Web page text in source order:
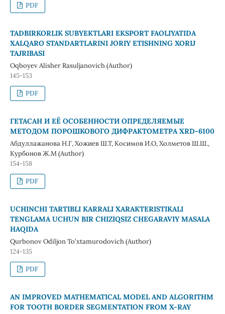
PDF
TADBIRKORLIK SUBYEKTLARI EKSPORT FAOLIYATIDA
XALQARO STANDARTLARINI JORIY ETISHNING XORIJ
TAJRIBASI
Oqboyev Alisher Rasuljanovich (Author)
145-153
PDF
ГЕТАСАН И ЕЁ ОСОБЕННОСТИ ОПРЕДЕЛЯЕМЫЕ
МЕТОДОМ ПОРОШКОВОГО ДИФРАКТОМЕТРА XRD-6100
Абдуллажанова Н.Г, Хожиев Ш.Т, Косимов И.О, Холметов Ш.Ш.,
Курбонов Ж.М (Author)
154-158
PDF
UCHINCHI TARTIBLI KARRALI XARAKTERISTIKALI
TENGLAMA UCHUN BIR CHIZIQSIZ CHEGARAVIY MASALA
HAQIDA
Qurbonov Odiljon To‘xtamurodovich (Author)
124-135
PDF
AN IMPROVED MATHEMATICAL MODEL AND ALGORITHM
FOR TOOTH BORDER SEGMENTATION FROM X-RAY